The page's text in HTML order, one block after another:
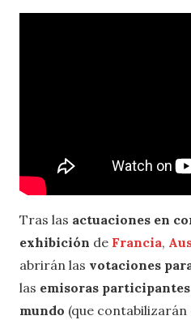
Tras las actuaciones en
exhibición de Francia,
abrirán las votaciones
las emisoras participantes
mundo (que contabilizarán